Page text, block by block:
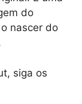
do
nascer do
siga os